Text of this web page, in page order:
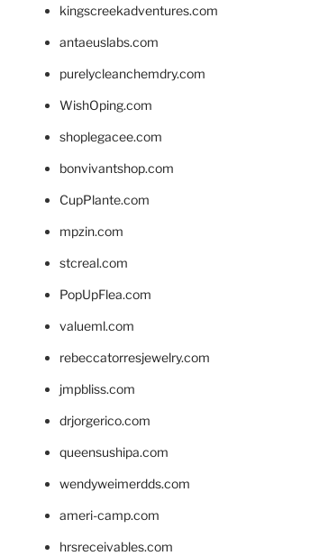
kingscreekadventures.com
antaeuslabs.com
purelycleanchemdry.com
WishOping.com
shoplegacee.com
bonvivantshop.com
CupPlante.com
mpzin.com
stcreal.com
PopUpFlea.com
valueml.com
rebeccatorresjewelry.com
jmpbliss.com
drjorgerico.com
queensushipa.com
wendyweimerdds.com
ameri-camp.com
hrsreceivables.com